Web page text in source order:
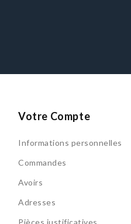
Votre Compte
Informations personnelles
Commandes
Avoirs
Adresses
Pièces justificatives